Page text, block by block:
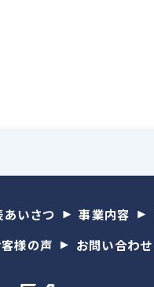
あいさつ 事業内容
様の声 お問い合わせ